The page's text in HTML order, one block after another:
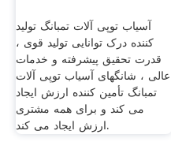
آسیاب توپی آلات تمبانگ تولید
کننده درک توانایی تولید قوی ،
قدرت تحقیق پیشرفته و خدمات
عالی ، شانگهای آسیاب توپی آلات
تمبانگ تأمین کننده ارزش ایجاد
می کند و برای همه مشتری
ارزش ایجاد می کند.